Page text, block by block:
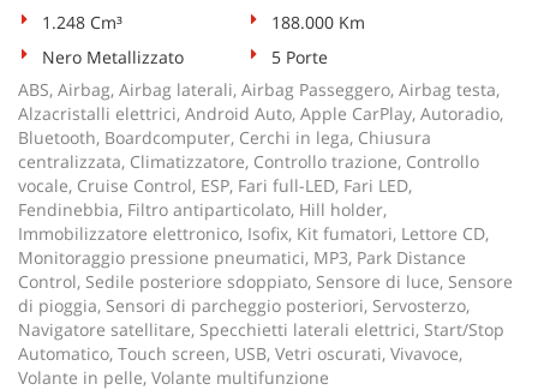
1.248 Cm³
188.000 Km
Nero Metallizzato
5 Porte
ABS, Airbag, Airbag laterali, Airbag Passeggero, Airbag testa,
Alzacristalli elettrici, Android Auto, Apple CarPlay, Autoradio,
Bluetooth, Boardcomputer, Cerchi in lega, Chiusura
centralizzata, Climatizzatore, Controllo trazione, Controllo
vocale, Cruise Control, ESP, Fari full-LED, Fari LED,
Fendinebbia, Filtro antiparticolato, Hill holder,
Immobilizzatore elettronico, Isofix, Kit fumatori, Lettore CD,
Monitoraggio pressione pneumatici, MP3, Park Distance
Control, Sedile posteriore sdoppiato, Sensore di luce, Sensore
di pioggia, Sensori di parcheggio posteriori, Servosterzo,
Navigatore satellitare, Specchietti laterali elettrici, Start/Stop
Automatico, Touch screen, USB, Vetri oscurati, Vivavoce,
Volante in pelle, Volante multifunzione
Cookie necessari
Cookie delle preferenze
Cookie per il miglioramento dell'esperienza utente
Cookie analitici
Cookie di marketing